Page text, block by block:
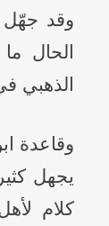
وقد جهّل
الحال
الذهبي
وقاعدة
يجهل
كلام